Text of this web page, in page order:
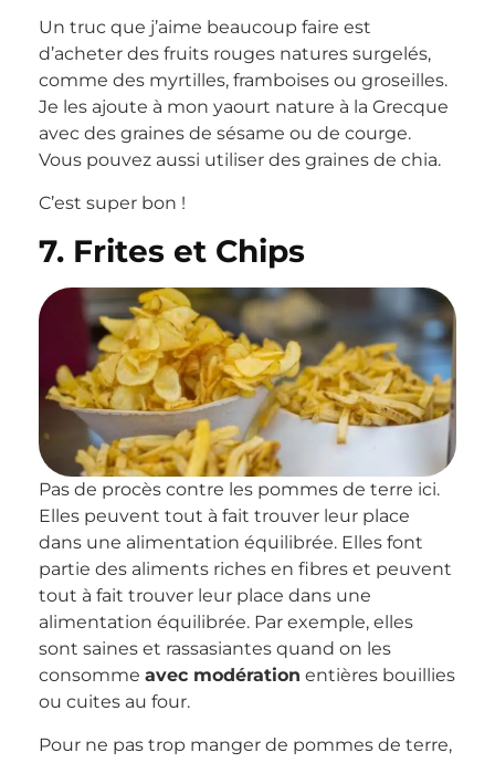
Un truc que j’aime beaucoup faire est
d’acheter des fruits rouges natures surgelés,
comme des myrtilles, framboises ou groseilles.
Je les ajoute à mon yaourt nature à la Grecque
avec des graines de sésame ou de courge.
Vous pouvez aussi utiliser des graines de chia.
C’est super bon !
7. Frites et Chips
Pas de procès contre les pommes de terre ici.
Elles peuvent tout à fait trouver leur place
dans une alimentation équilibrée. Elles font
partie des aliments riches en fibres et peuvent
tout à fait trouver leur place dans une
alimentation équilibrée. Par exemple, elles
sont saines et rassasiantes quand on les
consomme avec modération entières bouillies
ou cuites au four.
Pour ne pas trop manger de pommes de terre,